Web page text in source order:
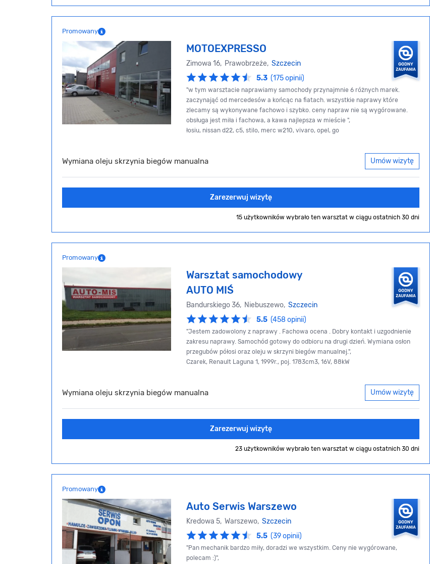
Promowany
MOTOEXPRESSO
Zimowa 16, Prawobrzeże, Szczecin
5.3 (175 opinii)
"w tym warsztacie naprawiamy samochody przynajmnie 6 różnych marek.
zaczynająć od mercedesów a końcąc na fiatach. wszystkie naprawy które
zlecamy są wykonywane fachowo i szybko. ceny napraw nie są wygórowane.
obsługa jest miła i fachowa, a kawa najlepsza w mieście ",
łosiu, nissan d22, c5, stilo, merc w210, vivaro, opel, go
Wymiana oleju skrzynia biegów manualna Umów wizytę
Zarezerwuj wizytę
15 użytkowników wybrało ten warsztat w ciągu ostatnich 30 dni
Promowany
Warsztat samochodowy
AUTO MIŚ
Bandurskiego 36, Niebuszewo, Szczecin
5.5 (458 opinii)
"Jestem zadowolony z naprawy . Fachowa ocena . Dobry kontakt i uzgodnienie
zakresu naprawy. Samochód gotowy do odbioru na drugi dzień. Wymiana osłon
przegubów półosi oraz oleju w skrzyni biegów manualnej.",
Czarek, Renault Laguna 1, 1999r., poj. 1783cm3, 16V, 88kW
Wymiana oleju skrzynia biegów manualna Umów wizytę
Zarezerwuj wizytę
23 użytkowników wybrało ten warsztat w ciągu ostatnich 30 dni
Promowany
Auto Serwis Warszewo
Kredowa 5, Warszewo, Szczecin
5.5 (39 opinii)
"Pan mechanik bardzo miły, doradzi we wszystkim. Ceny nie wygórowane,
polecam :)",